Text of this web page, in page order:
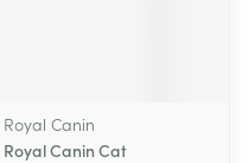
Royal Canin
Royal Canin Cat